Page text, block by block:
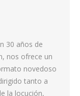
30 años de
nos ofrece un
novedoso
tanto a
la locución,